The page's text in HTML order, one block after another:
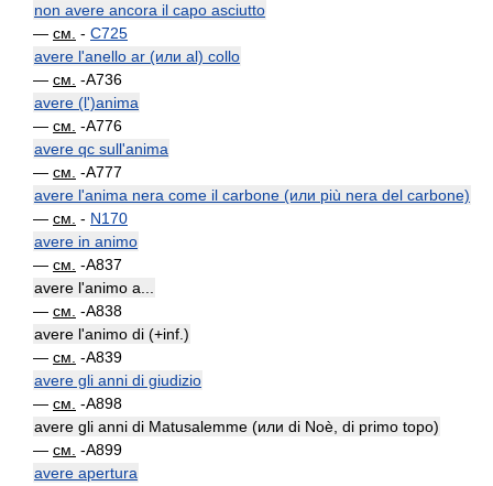
non avere ancora il capo asciutto
— см. - C725
avere l'anello ar (или al) collo
— см. -A736
avere (l')anima
— см. -A776
avere qc sull'anima
— см. -A777
avere l'anima nera come il carbone (или più nera del carbone)
— см. - N170
avere in animo
— см. -A837
avere l'animo a...
— см. -A838
avere l'animo di (+inf.)
— см. -A839
avere gli anni di giudizio
— см. -A898
avere gli anni di Matusalemme (или di Noè, di primo topo)
— см. -A899
avere apertura